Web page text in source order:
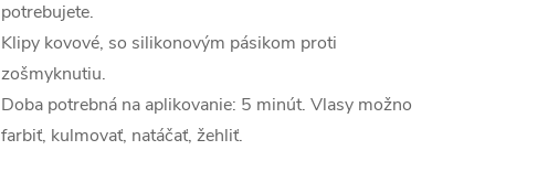
potrebujete.
Klipy kovové, so silikonovým pásikom proti
zošmyknutiu.
Doba potrebná na aplikovanie: 5 minút. Vlasy možno
farbiť, kulmovať, natáčať, žehliť.